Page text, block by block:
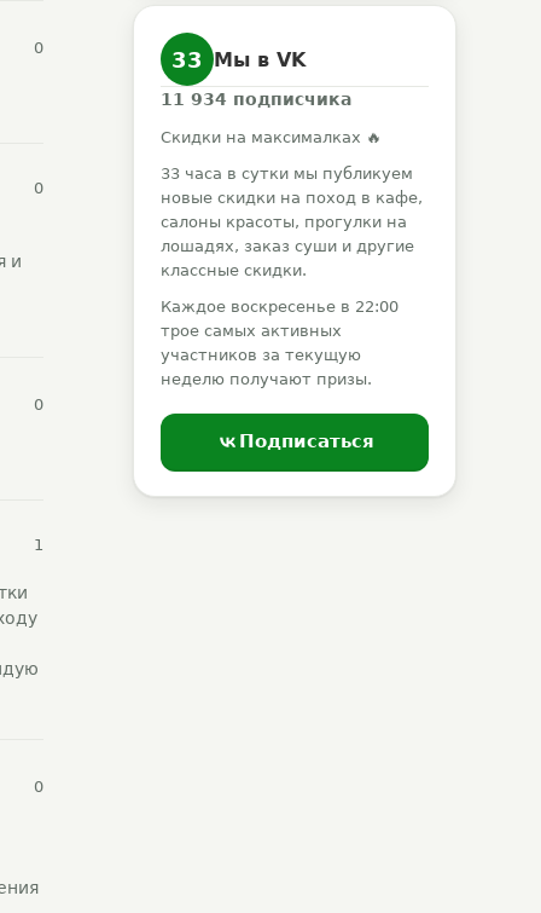
0
0
и
0
1
0
33 Мы в VK
11 934 подписчика
Скидки на максималках 🔥
33 часа в сутки мы публикуем
новые скидки на поход в кафе,
салоны красоты, прогулки на
лошадях, заказ суши и другие
классные скидки.
Каждое воскресенье в 22:00
трое самых активных
участников за текущую
неделю получают призы.
Подписаться